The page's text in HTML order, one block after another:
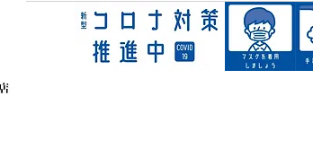
間が長い方へ。インターホン
増設とトイレの暑さ対策工事